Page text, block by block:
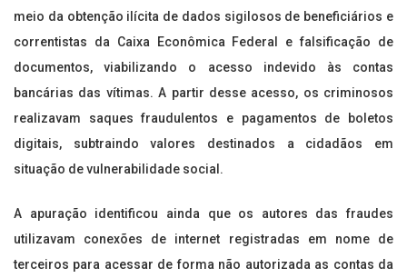
meio da obtenção ilícita de dados sigilosos de beneficiários e
correntistas da Caixa Econômica Federal e falsificação de
documentos, viabilizando o acesso indevido às contas
bancárias das vítimas. A partir desse acesso, os criminosos
realizavam saques fraudulentos e pagamentos de boletos
digitais, subtraindo valores destinados a cidadãos em
situação de vulnerabilidade social.
A apuração identificou ainda que os autores das fraudes
utilizavam conexões de internet registradas em nome de
terceiros para acessar de forma não autorizada as contas da